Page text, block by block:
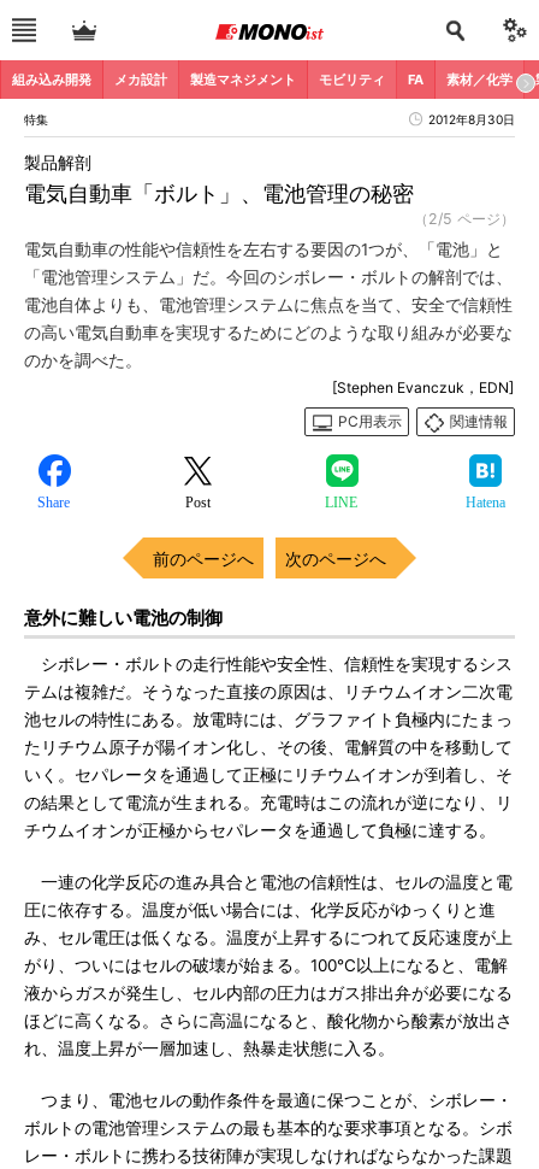
組み込み開発 メカ設計 製造マネジメント モビリティ FA 素材／化学
特集 2012年8月30日
電気自動車「ボルト」、電池管理の秘密
製品解剖
（2/5 ページ）
電気自動車の性能や信頼性を左右する要因の1つが、「電池」と
「電池管理システム」だ。今回のシボレー・ボルトの解剖では、
電池自体よりも、電池管理システムに焦点を当て、安全で信頼性
の高い電気自動車を実現するためにどのような取り組みが必要な
のかを調べた。
[Stephen Evanczuk，EDN]
PC用表示
関連情報
Share Post LINE Hatena
前のページへ 次のページへ
意外に難しい電池の制御
シボレー・ボルトの走行性能や安全性、信頼性を実現するシス
テムは複雑だ。そうなった直接の原因は、リチウムイオン二次電
池セルの特性にある。放電時には、グラファイト負極内にたまっ
たリチウム原子が陽イオン化し、その後、電解質の中を移動して
いく。セパレータを通過して正極にリチウムイオンが到着し、そ
の結果として電流が生まれる。充電時はこの流れが逆になり、リ
チウムイオンが正極からセパレータを通過して負極に達する。
一連の化学反応の進み具合と電池の信頼性は、セルの温度と電
圧に依存する。温度が低い場合には、化学反応がゆっくりと進
み、セル電圧は低くなる。温度が上昇するにつれて反応速度が上
がり、ついにはセルの破壊が始まる。100℃以上になると、電解
液からガスが発生し、セル内部の圧力はガス排出弁が必要になる
ほどに高くなる。さらに高温になると、酸化物から酸素が放出さ
れ、温度上昇が一層加速し、熱暴走状態に入る。
つまり、電池セルの動作条件を最適に保つことが、シボレー・
ボルトの電池管理システムの最も基本的な要求事項となる。シボ
レー・ボルトに携わる技術陣が実現しなければならなかった課題